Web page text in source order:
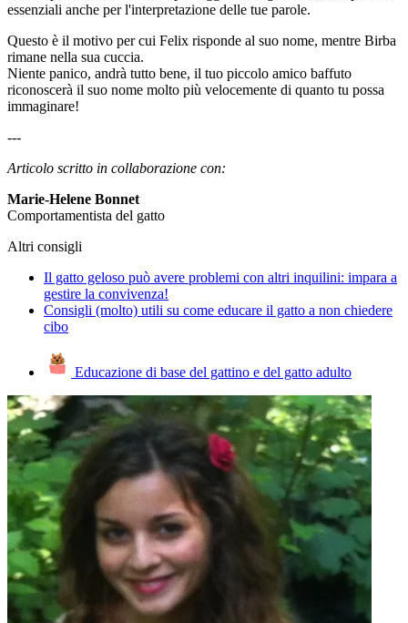
essenziali anche per l'interpretazione delle tue parole.
Questo è il motivo per cui Felix risponde al suo nome, mentre Birba
rimane nella sua cuccia.
Niente panico, andrà tutto bene, il tuo piccolo amico baffuto
riconoscerà il suo nome molto più velocemente di quanto tu possa
immaginare!
---
Articolo scritto in collaborazione con:
Marie-Helene Bonnet
Comportamentista del gatto
Altri consigli
Il gatto geloso può avere problemi con altri inquilini: impara a
gestire la convivenza!
Consigli (molto) utili su come educare il gatto a non chiedere
cibo
Educazione di base del gattino e del gatto adulto